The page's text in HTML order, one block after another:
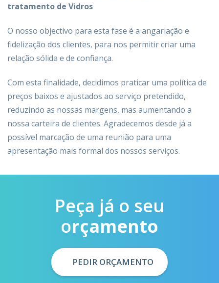
tratamento de Vidros
O nosso objectivo para esta fase é a angariação e
fidelização dos clientes, para nos permitir criar uma
relação sólida e de confiança.
Com esta finalidade, decidimos praticar uma política de
preços baixos e ajustados ao serviço pretendido,
reduzindo as nossas margens, mas aumentando a
nossa carteira de clientes. Agradecemos desde já a
possível marcação de uma reunião para uma
apresentação mais formal dos nossos serviços.
Peça já o seu
orçamento
PEDIR ORÇAMENTO